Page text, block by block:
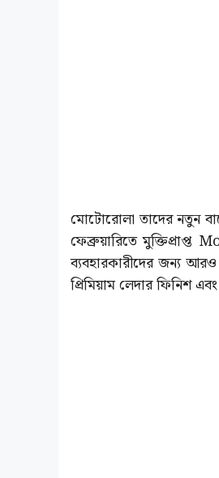
মোটোরোলা তাদের নতুন
ফেব্রুয়ারিতে মুক্তিপ্রাপ্ত
ব্যবহারকারীদের জন্য
প্রিমিয়াম লেদার ফিনিশ